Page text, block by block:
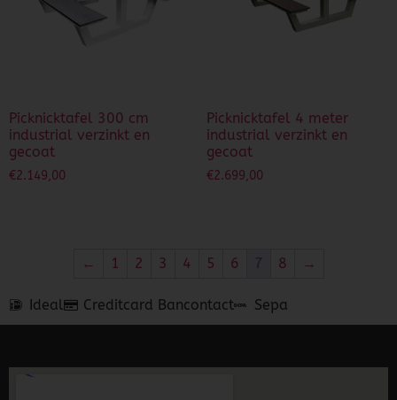
Picknicktafel 300 cm
industrial verzinkt en
gecoat
€2.149,00
Picknicktafel 4 meter
industrial verzinkt en
gecoat
€2.699,00
← 1 2 3 4 5 6 7 8 →
Ideal Creditcard Bancontact Sepa